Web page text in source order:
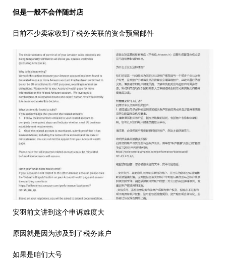
但是一般不会伴随封店
目前不少卖家收到了税务关联的资金预留邮件
安羽前文讲到这个申诉难度大
原因就是因为涉及到了税务账户
如果是咱们大号